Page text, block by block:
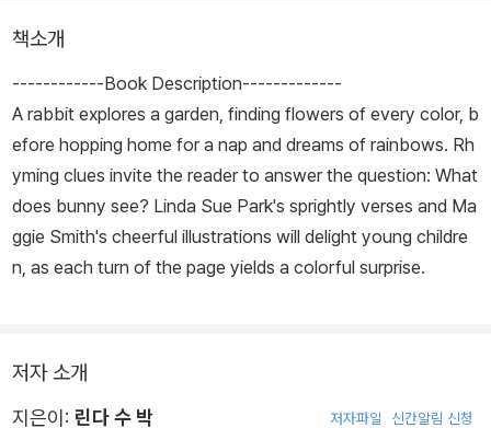
책소개
------------Book Description-------------
A rabbit explores a garden, finding flowers of every color, b
efore hopping home for a nap and dreams of rainbows. Rh
yming clues invite the reader to answer the question: What
does bunny see? Linda Sue Park's sprightly verses and Ma
ggie Smith's cheerful illustrations will delight young childre
n, as each turn of the page yields a colorful surprise.
저자 소개
지은이: 린다 수 박 저자파일 신간알림 신청